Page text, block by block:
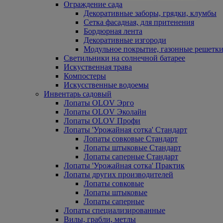
Ограждение сада
Декоративные заборы, грядки, клумбы
Сетка фасадная, для притенения
Бордюрная лента
Декоративные изгороди
Модульное покрытие, газонные
Светильники на солнечной батарее
Искуственная трава
Компостеры
Искусственные водоемы
Инвентарь садовый
Лопаты OLOV Эрго
Лопаты OLOV Эколайн
Лопаты OLOV Профи
Лопаты 'Урожайная сотка' Стандарт
Лопаты совковые Стандарт
Лопаты штыковые Стандарт
Лопаты саперные Стандарт
Лопаты 'Урожайная сотка' Практик
Лопаты других производителей
Лопаты совковые
Лопаты штыковые
Лопаты саперные
Лопаты специализированные
Вилы, грабли, метлы